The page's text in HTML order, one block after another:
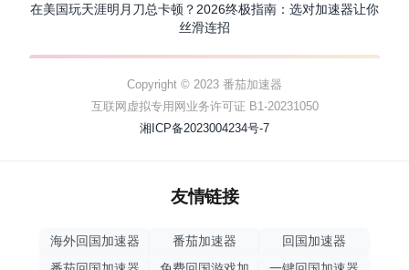
在美国玩天涯明月刀总卡顿？2026终极指南：选对加速器让你
丝滑连招
Copyright © 2023 番茄加速器
互联网虚拟专用网业务许可证 B1-20231050
湘ICP备2023004234号-7
友情链接
海外回国加速器 番茄加速器
回国加速器